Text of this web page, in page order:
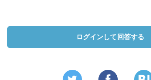
ログインして回答する